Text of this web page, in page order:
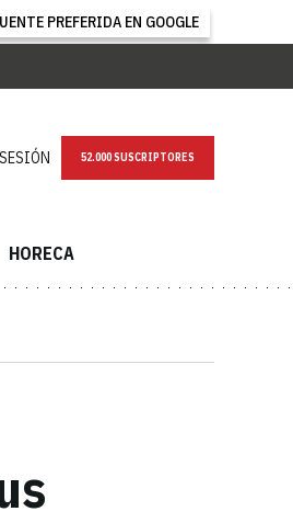
PREFERIDA EN GOOGLE
NEWSLETTER
HORECA